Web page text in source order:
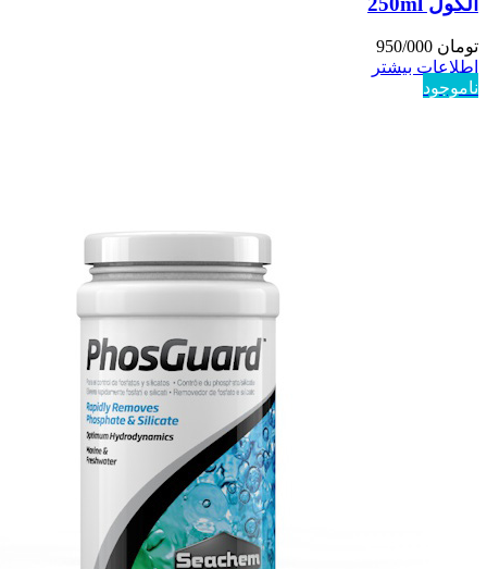
تومان
اطلاعات بیشتر
ناموجود